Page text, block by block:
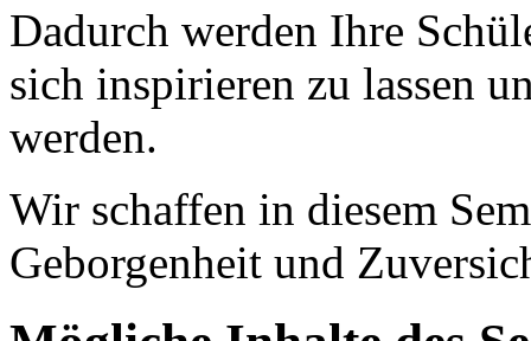
Dadurch werden Ihre
sich inspirieren zu lassen
werden.
Wir schaffen in diesem
Geborgenheit und